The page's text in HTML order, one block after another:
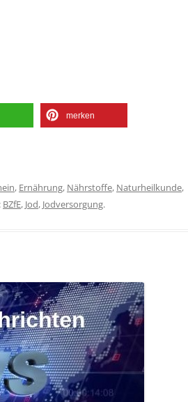
merken
, Ernährung, Nährstoffe, Naturheilkunde,
BZfE, Jod, Jodversorgung.